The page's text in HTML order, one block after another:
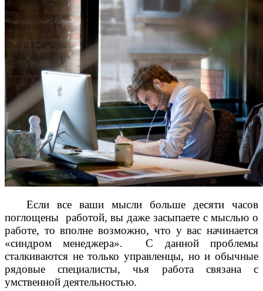
Если все ваши мысли больше десяти часов
поглощены работой, вы даже засыпаете с мыслью о
работе, то вполне возможно, что у вас начинается
«синдром менеджера». С данной проблемы
сталкиваются не только управленцы, но и обычные
рядовые специалисты, чья работа связана с
умственной деятельностью.